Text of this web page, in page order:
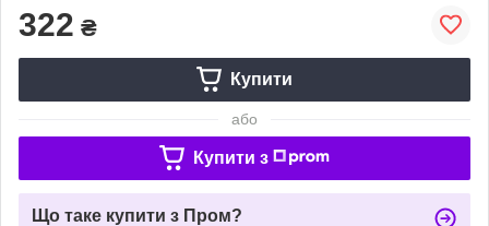
322 ₴
Купити
або
Купити з
Що таке купити з Пром?